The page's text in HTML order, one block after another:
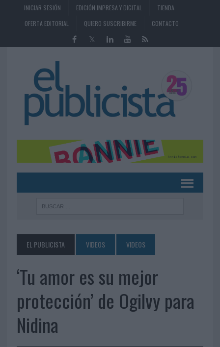
INICIAR SESIÓN EDICIÓN IMPRESA Y DIGITAL
TIENDA
OFERTA EDITORIAL
QUIERO SUSCRIBIRME CONTACTO
EL PUBLICISTA VIDEOS VIDEOS
‘Tu amor es su mejor
protección’ de Ogilvy para
Nidina